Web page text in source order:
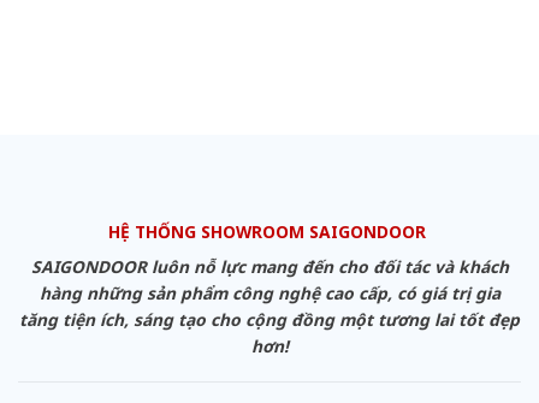
HỆ THỐNG SHOWROOM SAIGONDOOR
SAIGONDOOR luôn nỗ lực mang đến cho đối tác và khách
hàng những sản phẩm công nghệ cao cấp, có giá trị gia
tăng tiện ích, sáng tạo cho cộng đồng một tương lai tốt đẹp
hơn!